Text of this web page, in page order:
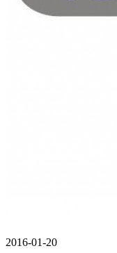
2016-01-20